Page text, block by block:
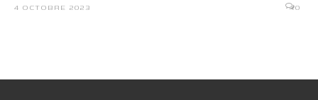
4 OCTOBRE 2023 0